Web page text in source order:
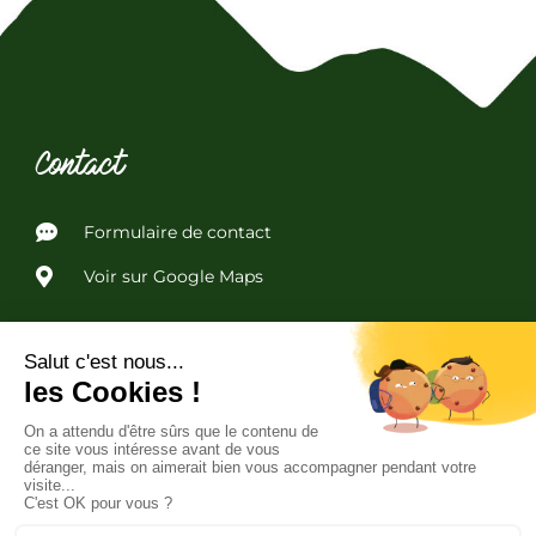
Contact
Formulaire de contact
Voir sur Google Maps
Liens utiles
Politique de confidentialité
Conditions Générales de Vente